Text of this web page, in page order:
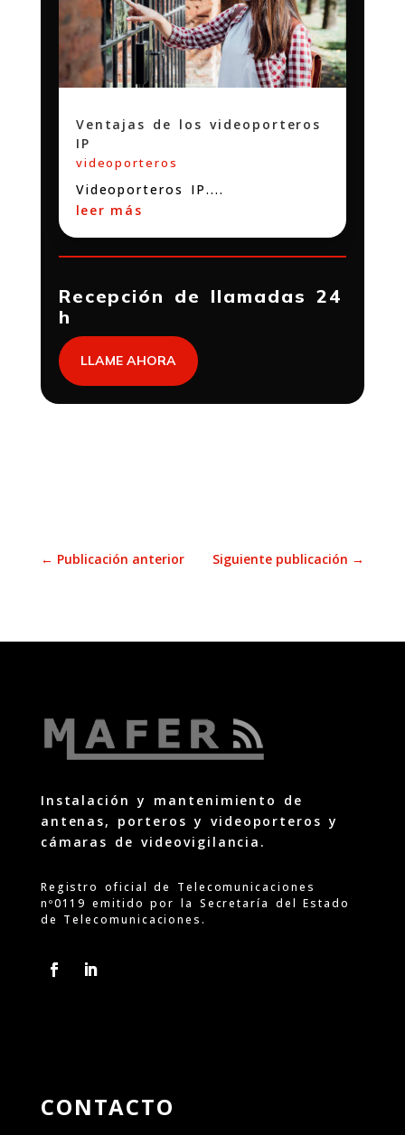
Ventajas de los videoporteros
IP
videoporteros
Videoporteros IP....
leer más
Recepción de llamadas 24
h
LLAME AHORA
← Publicación anterior Siguiente publicación →
Instalación y mantenimiento de
antenas, porteros y videoporteros y
cámaras de videovigilancia.
Registro oficial de Telecomunicaciones
nº0119 emitido por la Secretaría del Estado
de Telecomunicaciones.
CONTACTO